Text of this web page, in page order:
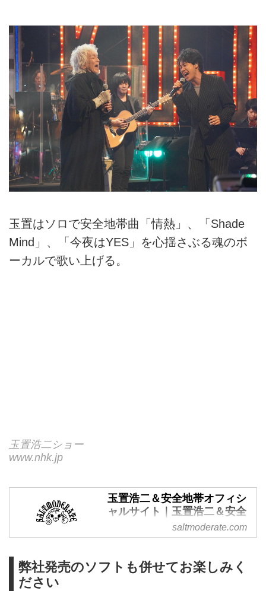
玉置はソロで安全地帯曲「情熱」、「Shade
Mind」、「今夜はYES」を心揺さぶる魂のボ
ーカルで歌い上げる。
玉置浩二ショー
www.nhk.jp
玉置浩二＆安全地帯オフィシ
ャルサイト｜玉置浩二＆安全
地帯オフィシャルファンクラ
ブ 「Cherry」
サイト｜玉置浩二＆安全地帯オフ
saltmoderate.com
弊社発売のソフトも併せてお楽しみく
ださい